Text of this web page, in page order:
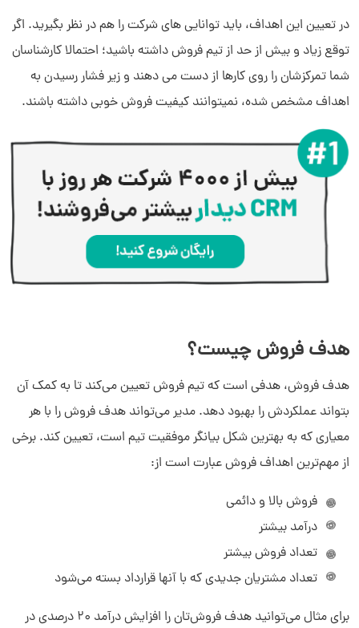
در تعیین این اهداف، باید توانایی های شرکت را هم در نظر بگیرید. اگر
توقع زیاد و بیش از حد از تیم فروش داشته باشید؛ احتمالا کارشناسان
شما تمرکزشان را روی کارها از دست می دهند و زیر فشار رسیدن به
اهداف مشخص شده، نمیتوانند کیفیت فروش خوبی داشته باشند.
هدف فروش چیست؟
هدف فروش، هدفی است که تیم فروش تعیین می‌کند تا به کمک آن
بتواند عملکردش را بهبود دهد. مدیر می‌تواند هدف فروش را با هر
معیاری که به بهترین شکل بیانگر موفقیت تیم است، تعیین کند. برخی
از مهم‌ترین اهداف فروش عبارت است از:
فروش بالا و دائمی
درآمد بیشتر
تعداد فروش بیشتر
تعداد مشتریان جدیدی که با آنها قرارداد بسته می‌شود
برای مثال می‌توانید هدف فروش‌تان را افزایش درآمد 20 درصدی در